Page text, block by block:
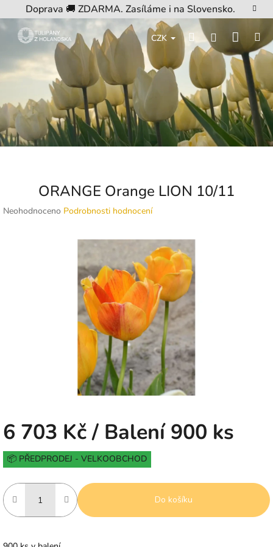
na
obsah
Doprava 🚚 ZDARMA. Zasíláme i na Slovensko.
CZK HledatPřihlášení
košík
ORANGE Orange LION 10/11
Průměrné
Neohodnoceno Podrobnosti hodnocení
6 703 Kč/ Balení 900 ks
Měrná
cena:
📦 PŘEDPRODEJ - VELKOOBCHOD
Do košíku